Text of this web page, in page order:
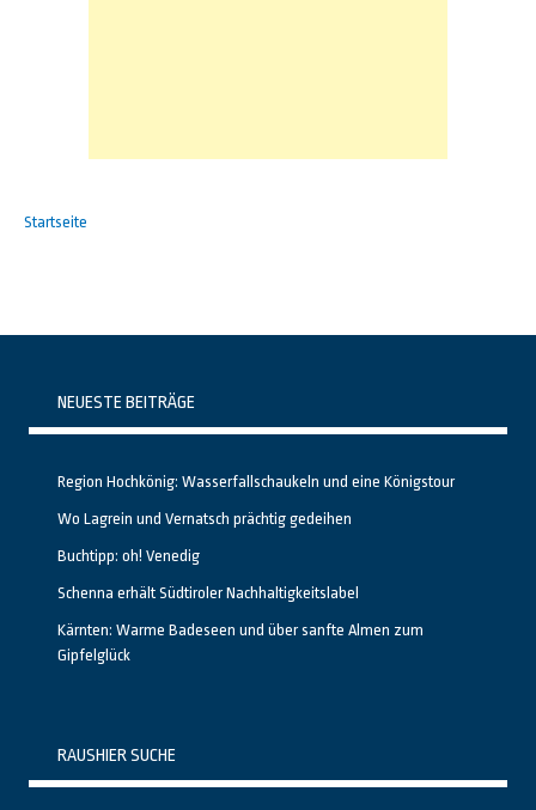
Startseite
NEUESTE BEITRÄGE
Region Hochkönig: Wasserfallschaukeln und eine Königstour
Wo Lagrein und Vernatsch prächtig gedeihen
Buchtipp: oh! Venedig
Schenna erhält Südtiroler Nachhaltigkeitslabel
Kärnten: Warme Badeseen und über sanfte Almen zum
Gipfelglück
RAUSHIER SUCHE